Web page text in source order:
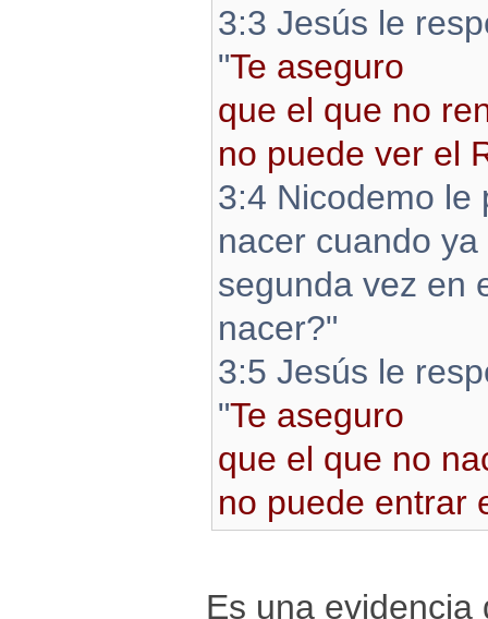
3:3 Jesús le
"Te aseguro
que el que no
no puede ver el
3:4 Nicodemo le
nacer cuando
segunda vez en
nacer?"
3:5 Jesús le
"Te aseguro
que el que no
no puede entrar
Es una